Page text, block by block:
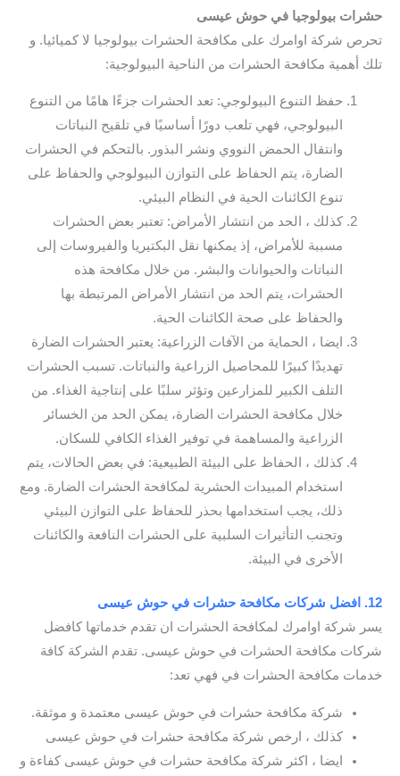
حشرات بيولوجيا في حوش عيسى
تحرص شركة اوامرك على مكافحة الحشرات بيولوجيا لا كميائيا. و
تلك أهمية مكافحة الحشرات من الناحية البيولوجية:
حفظ التنوع البيولوجي: تعد الحشرات جزءًا هامًا من التنوع
البيولوجي، فهي تلعب دورًا أساسيًا في تلقيح النباتات
وانتقال الحمض النووي ونشر البذور. بالتحكم في الحشرات
الضارة، يتم الحفاظ على التوازن البيولوجي والحفاظ على
تنوع الكائنات الحية في النظام البيئي.
كذلك ، الحد من انتشار الأمراض: تعتبر بعض الحشرات
مسببة للأمراض، إذ يمكنها نقل البكتيريا والفيروسات إلى
النباتات والحيوانات والبشر. من خلال مكافحة هذه
الحشرات، يتم الحد من انتشار الأمراض المرتبطة بها
والحفاظ على صحة الكائنات الحية.
ايضا ، الحماية من الآفات الزراعية: يعتبر الحشرات الضارة
تهديدًا كبيرًا للمحاصيل الزراعية والنباتات. تسبب الحشرات
التلف الكبير للمزارعين وتؤثر سلبًا على إنتاجية الغذاء. من
خلال مكافحة الحشرات الضارة، يمكن الحد من الخسائر
الزراعية والمساهمة في توفير الغذاء الكافي للسكان.
كذلك ، الحفاظ على البيئة الطبيعية: في بعض الحالات، يتم
استخدام المبيدات الحشرية لمكافحة الحشرات الضارة. ومع
ذلك، يجب استخدامها بحذر للحفاظ على التوازن البيئي
وتجنب التأثيرات السلبية على الحشرات النافعة والكائنات
الأخرى في البيئة.
12. افضل شركات مكافحة حشرات في حوش عيسى
يسر شركة اوامرك لمكافحة الحشرات ان تقدم خدماتها كافضل
شركات مكافحة الحشرات في حوش عيسى. تقدم الشركة كافة
خدمات مكافحة الحشرات في فهي تعد:
شركة مكافحة حشرات في حوش عيسى معتمدة و موثقة.
كذلك ، ارخص شركة مكافحة حشرات في حوش عيسى
ايضا ، اكثر شركة مكافحة حشرات في حوش عيسى كفاءة و